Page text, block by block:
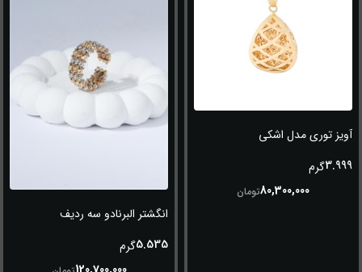
آویز توری مدل اشکی
3.999گرم
80,300,000تومان
انگشتر البرنادو سه ردیف (طلایی-
5.535گرم